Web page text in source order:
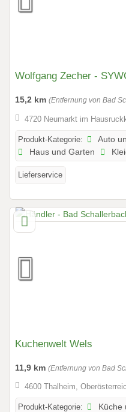
Wolfgang Zecher -
15,2 km (Entfernung von Bad
4720 Neumarkt im
Produkt-Kategorie:
Auto
Haus und Garten
Lieferservice
Kuchenwelt Wels
11,9 km (Entfernung von Bad
4600 Thalheim,
Produkt-Kategorie:
Küche